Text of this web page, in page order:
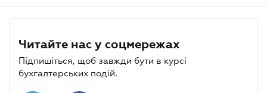
Читайте нас у соцмережах
Підпишіться, щоб завжди бути в курсі
бухгалтерських подій.